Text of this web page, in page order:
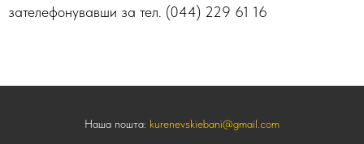
зателефонувавши за тел. (044) 229 61 16
Наша пошта: kurenevskiebani@gmail.com